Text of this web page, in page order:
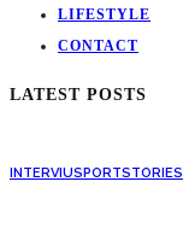
LIFESTYLE
CONTACT
LATEST POSTS
INTERVIUSPORTSTORIES